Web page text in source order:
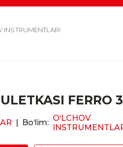
INSTRUMENTLARI
FERRO
| Bo‘lim: O‘LCHOV